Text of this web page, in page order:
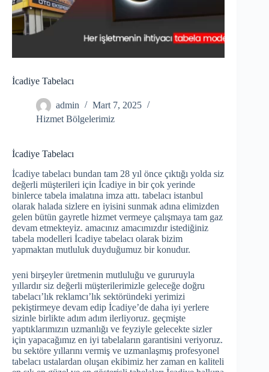
İcadiye Tabelacı
admin
Mart 7, 2025
Hizmet Bölgelerimiz
İcadiye Tabelacı
İcadiye tabelacı bundan tam 28 yıl önce çıktığı yolda siz
değerli müşterileri için İcadiye in bir çok yerinde
binlerce tabela imalatına imza attı. tabelacı istanbul
olarak halada sizlere en iyisini sunmak adına elimizden
gelen bütün gayretle hizmet vermeye çalışmaya tam gaz
devam etmekteyiz. amacınız amacımızdır istediğiniz
tabela modelleri İcadiye tabelacı olarak bizim
yapmaktan mutluluk duyduğumuz bir konudur.
yeni birşeyler üretmenin mutluluğu ve gururuyla
yıllardır siz değerli müşterilerimizle geleceğe doğru
tabelacı’lık reklamcı’lık sektöründeki yerimizi
pekiştirmeye devam edip İcadiye’de daha iyi yerlere
sizinle birlikte adım adım ilerliyoruz. geçmişte
yaptıklarımızın uzmanlığı ve feyziyle gelecekte sizler
için yapacağımız en iyi tabelaların garantisini veriyoruz.
bu sektöre yıllarını vermiş ve uzmanlaşmış profesyonel
tabelacı ustalardan oluşan ekibimiz her zaman en kaliteli